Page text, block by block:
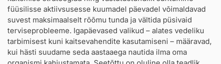
füüsilisse aktiivsusesse kuumadel päevadel võimaldavad
suvest maksimaalselt rõõmu tunda ja vältida püsivaid
terviseprobleeme. Igapäevased valikud – alates vedeliku
tarbimisest kuni kaitsevahendite kasutamiseni – määravad,
kui hästi suudame seda aastaaega nautida ilma oma